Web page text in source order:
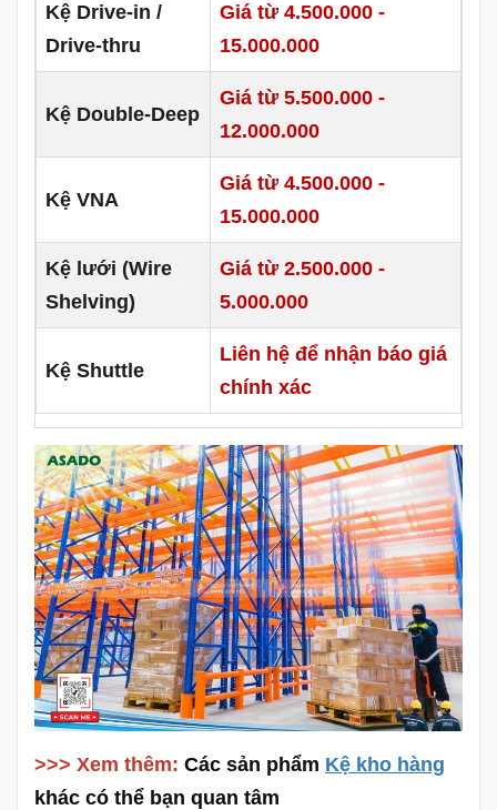
Kệ Drive-in /
Drive-thru
Giá từ 4.500.000 -
15.000.000
Kệ Double-Deep
Giá từ 5.500.000 -
12.000.000
Kệ VNA
Giá từ 4.500.000 -
15.000.000
Kệ lưới (Wire
Shelving)
Giá từ 2.500.000 -
5.000.000
Kệ Shuttle
Liên hệ để nhận báo giá
chính xác
>>> Xem thêm: Các sản phẩm Kệ kho hàng
khác có thể bạn quan tâm